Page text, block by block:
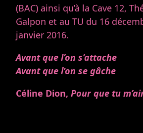
(BAC) ainsi qu’à la Cave 12,
Galpon et au TU du 16
janvier 2016.
Avant que l’on s’attache
Avant que l’on se gâche
Céline Dion,Pour que tu